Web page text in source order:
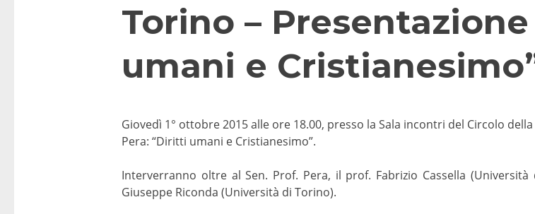
Torino –
umani e
Giovedì 1° ottobre 2015 alle ore 18.00, presso la Sala incontri del Circolo
Pera: “Diritti umani e Cristianesimo”.
Interverranno oltre al Sen. Prof. Pera, il prof. Fabrizio Cassella
Giuseppe Riconda (Università di Torino).